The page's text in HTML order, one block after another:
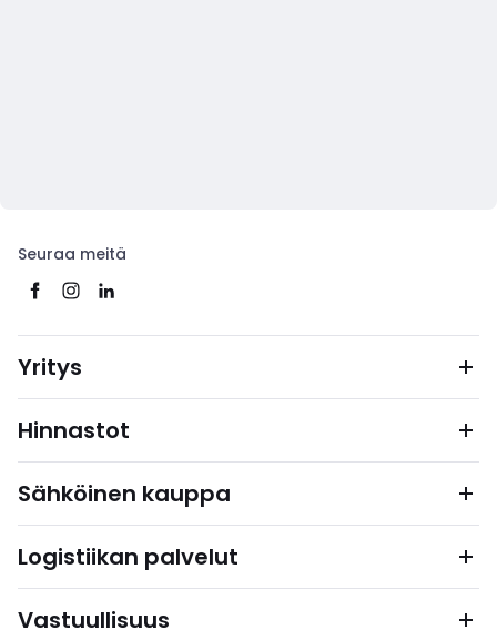
Seuraa meitä
Yritys
Hinnastot
Sähköinen kauppa
Logistiikan palvelut
Vastuullisuus